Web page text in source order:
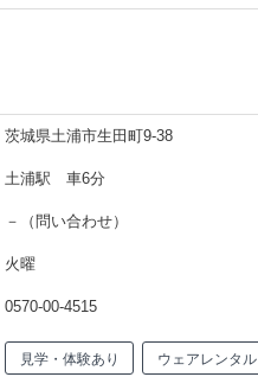
茨城県土浦市生田町9-38
土浦駅 車6分
－（問い合わせ）
火曜
0570-00-4515
見学・体験あり ウェアレンタル